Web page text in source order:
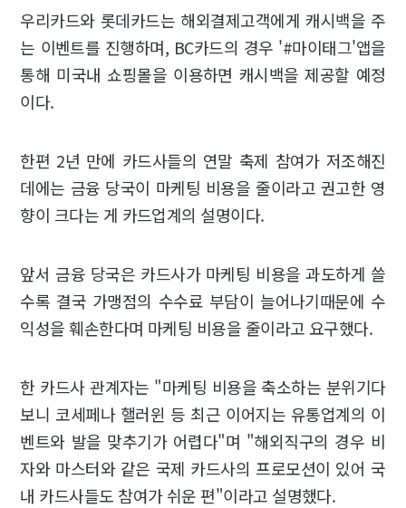
우리카드와 롯데카드는 해외결제고객에게 캐시백을 주
는 이벤트를 진행하며, BC카드의 경우 '#마이태그'앱을
통해 미국내 쇼핑몰을 이용하면 캐시백을 제공할 예정
이다.
한편 2년 만에 카드사들의 연말 축제 참여가 저조해진
데에는 금융 당국이 마케팅 비용을 줄이라고 권고한 영
향이 크다는 게 카드업계의 설명이다.
앞서 금융 당국은 카드사가 마케팅 비용을 과도하게 쓸
수록 결국 가맹점의 수수료 부담이 늘어나기때문에 수
익성을 훼손한다며 마케팅 비용을 줄이라고 요구했다.
한 카드사 관계자는 "마케팅 비용을 축소하는 분위기다
보니 코세페나 핼러윈 등 최근 이어지는 유통업계의 이
벤트와 발을 맞추기가 어렵다"며 "해외직구의 경우 비
자와 마스터와 같은 국제 카드사의 프로모션이 있어 국
내 카드사들도 참여가 쉬운 편"이라고 설명했다.